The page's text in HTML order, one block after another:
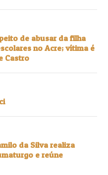
de abusar da filha
no Acre; vítima é
Castro
da Silva realiza
e reúne